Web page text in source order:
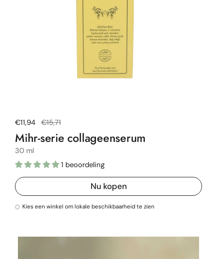
Normale prijs
€11,94 Uitverkoopprijs
€15,71
Mihr-serie collageenserum
30 ml
1 beoordeling
Nu kopen
Kies een winkel om lokale beschikbaarheid te zien